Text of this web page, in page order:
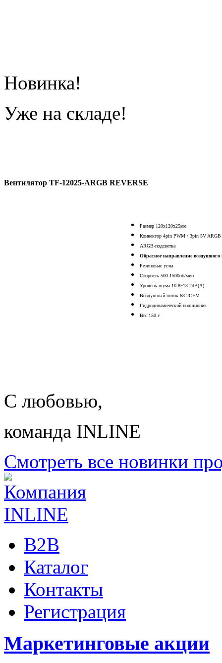
Новинка!
Уже на складе!
Вентилятор TF-12025-ARGB REVERSE
Размер 120x120x25мм
Коннектор 4pin PWM / 3pin 5V ARGB
ARGB-подсветка
Обратное направление воздушного
Резиновые углы
Скорость 500-1500об/мин
Уровень шума 10.8~13.2dB(A)
Воздушный поток 68.2CFM
Гидродинамический подшипник
Вес 150 г
С любовью,
команда INLINE
Смотреть все новинки
B2B
Каталог
Контакты
Регистрация
Маркетинговые акции